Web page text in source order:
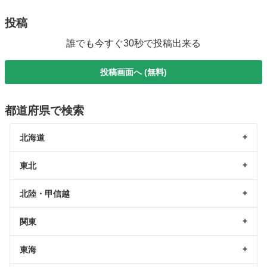
投稿
誰でも今すぐ30秒で投稿出来る
投稿画面へ (無料)
都道府県で検索
北海道
東北
北陸・甲信越
関東
東海